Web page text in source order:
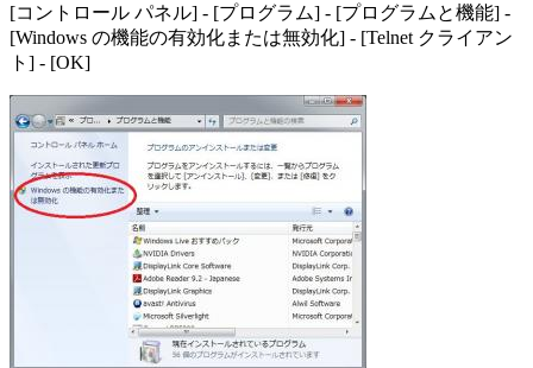
[コントロール パネル] - [プログラム] - [プログラムと機能] -
[Windows の機能の有効化または無効化] - [Telnet クライアン
ト] - [OK]